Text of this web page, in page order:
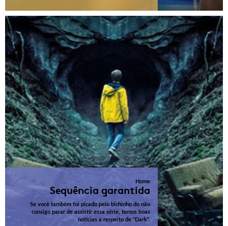
Home
Sequência garantida
Se você também foi picado pelo bichinho do não
consigo parar de assistir essa série, temos boas
notícias a respeito de "Dark".